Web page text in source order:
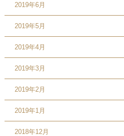
2019年6月
2019年5月
2019年4月
2019年3月
2019年2月
2019年1月
2018年12月